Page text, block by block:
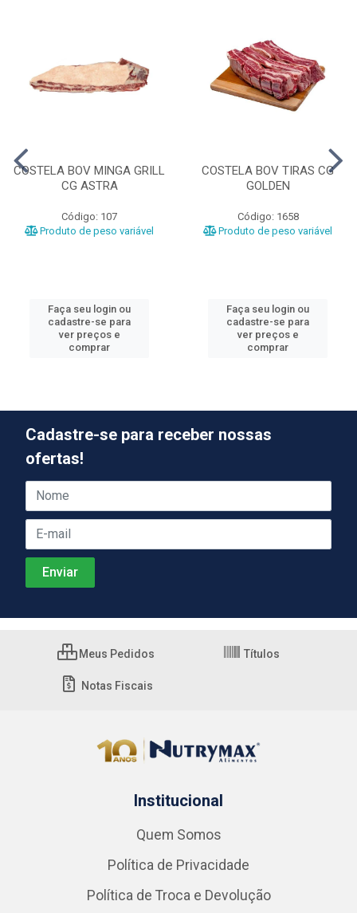
COSTELA BOV MINGA GRILL
CG ASTRA
Código: 107
Produto de peso variável
Faça seu login ou
cadastre-se para
ver preços e
comprar
COSTELA BOV TIRAS CG
GOLDEN
Código: 1658
Produto de peso variável
Faça seu login ou
cadastre-se para
ver preços e
comprar
Cadastre-se para receber nossas
ofertas!
Meus Pedidos Títulos
Notas Fiscais
Institucional
Quem Somos
Política de Privacidade
Política de Troca e Devolução